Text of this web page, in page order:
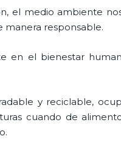
el medio ambiente
manera responsable.
en el bienestar
y reciclable,
cuando de